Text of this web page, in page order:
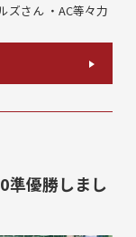
ズさん ・AC等々力
準優勝しまし